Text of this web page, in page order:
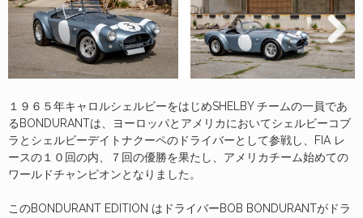
Next
１９６５年キャロルシェルビーをはじめSHELBY チームの一員であ
るBONDURANTは、ヨーロッパとアメリカにおいてシェルビーコブ
ラとシェルビーデイトナクーペのドライバーとして参戦し、FIA レ
ースの１０回の内、７回の優勝を果たし、アメリカチーム始めての
ワールドチャンピオンとなりました。
このBONDURANT EDITION はドライバーBOB BONDURANTがドラ